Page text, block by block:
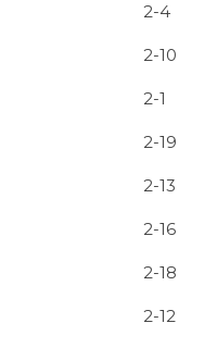
2-4
2-10
2-1
2-19
2-13
2-16
2-18
2-12